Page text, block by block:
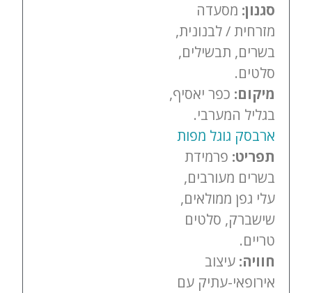
סגנון: מסעדה
מזרחית / לבנונית,
בשרים, תבשילים,
סלטים.
מיקום: כפר יאסיף,
בגליל המערבי.
ארבסק גוגל מפות
תפריט: פרמידת
בשרים מעורבים,
עלי גפן ממולאים,
שישברק, סלטים
טריים.
חוויה: עיצוב
אירופאי-עתיק עם